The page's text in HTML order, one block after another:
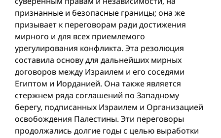
признанные и безопасные границы; она же
призывает к переговорам ради достижения
мирного и для всех приемлемого
урегулирования конфликта. Эта резолюция
составила основу для дальнейших мирных
договоров между Израилем и его соседями
Египтом и Иорданией. Она также является
стержнем ряда соглашений по Западному
берегу, подписанных Израилем и Организацией
освобождения Палестины. Эти переговоры
продолжались долгие годы с целью выработки